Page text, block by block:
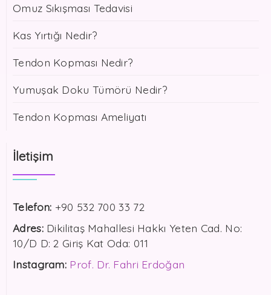
Omuz Sıkışması Tedavisi
Kas Yırtığı Nedir?
Tendon Kopması Nedir?
Yumuşak Doku Tümörü Nedir?
Tendon Kopması Ameliyatı
İletişim
Telefon: +90 532 700 33 72
Adres:Dikilitaş Mahallesi Hakkı Yeten Cad. No:
10/D D: 2 Giriş Kat Oda: 011
Instagram: Prof. Dr. Fahri Erdoğan